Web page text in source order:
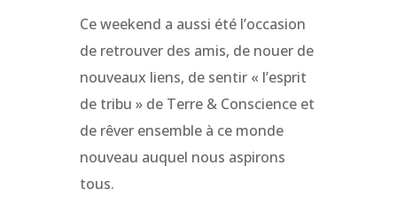
Ce weekend a aussi été l’occasion
de retrouver des amis, de nouer de
nouveaux liens, de sentir « l’esprit
de tribu » de Terre & Conscience et
de rêver ensemble à ce monde
nouveau auquel nous aspirons
tous.